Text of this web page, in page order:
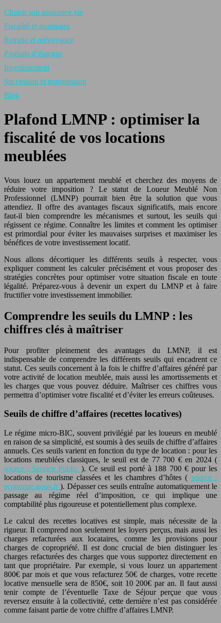
Choisir son assurance vie
Fiscalité et avantages
Retraite et prévoyance
Produits d’épargne
Investissement
Succession et transmission
Blog
Plafond LMNP : optimiser la
fiscalité de vos locations
meublées
Vous louez un appartement meublé et cherchez des moyens de
réduire votre imposition ? Le statut de Loueur Meublé Non
Professionnel (LMNP) pourrait bien être la solution que vous
attendiez. Il offre des avantages fiscaux significatifs, mais encore
faut-il bien comprendre les mécanismes et surtout, les seuils qui
régissent ce régime. Connaître les limites et comment les optimiser
est primordial pour éviter les mauvaises surprises et maximiser les
bénéfices de votre investissement locatif.
Nous allons décortiquer les différents seuils à respecter, vous
expliquer comment les calculer précisément et vous proposer des
stratégies concrètes pour optimiser votre situation fiscale en toute
légalité. Préparez-vous à devenir un expert du LMNP et à faire
fructifier votre investissement immobilier.
Comprendre les seuils du LMNP : les
chiffres clés à maîtriser
Pour profiter pleinement des avantages du LMNP, il est
indispensable de comprendre les différents seuils qui encadrent ce
statut. Ces seuils concernent à la fois le chiffre d’affaires généré par
votre activité de location meublée, mais aussi les amortissements et
les charges que vous pouvez déduire. Maîtriser ces chiffres vous
permettra d’optimiser votre fiscalité et d’éviter les erreurs coûteuses.
Seuils de chiffre d’affaires (recettes locatives)
Le régime micro-BIC, souvent privilégié par les loueurs en meublé
en raison de sa simplicité, est soumis à des seuils de chiffre d’affaires
annuels. Ces seuils varient en fonction du type de location : pour les
locations meublées classiques, le seuil est de 77 700 € en 2024 (
source : Service Public ). Ce seuil est porté à 188 700 € pour les
locations de tourisme classées et les chambres d’hôtes ( source :
economie.gouv.fr). Dépasser ces seuils entraîne automatiquement le
passage au régime réel d’imposition, ce qui implique une
comptabilité plus rigoureuse et potentiellement plus complexe.
Le calcul des recettes locatives est simple, mais nécessite de la
rigueur. Il comprend non seulement les loyers perçus, mais aussi les
charges refacturées aux locataires, comme les provisions pour
charges de copropriété. Il est donc crucial de bien distinguer les
charges refacturées des charges que vous supportez directement en
tant que propriétaire. Par exemple, si vous louez un appartement
800€ par mois et que vous refacturez 50€ de charges, votre recette
locative mensuelle sera de 850€, soit 10 200€ par an. Il faut aussi
tenir compte de l’éventuelle Taxe de Séjour perçue que vous
reversez ensuite à la collectivité, cette dernière n’est pas considérée
comme faisant partie de votre chiffre d’affaires LMNP.